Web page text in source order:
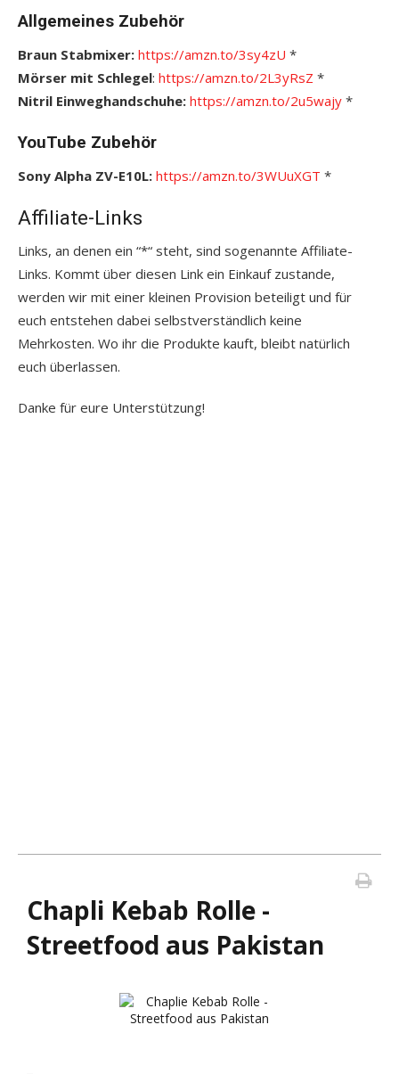
Allgemeines Zubehör
Braun Stabmixer: https://amzn.to/3sy4zU *
Mörser mit Schlegel: https://amzn.to/2L3yRsZ *
Nitril Einweghandschuhe: https://amzn.to/2u5wajy *
YouTube Zubehör
Sony Alpha ZV-E10L: https://amzn.to/3WUuXGT *
Affiliate-Links
Links, an denen ein “*“ steht, sind sogenannte Affiliate-
Links. Kommt über diesen Link ein Einkauf zustande,
werden wir mit einer kleinen Provision beteiligt und für
euch entstehen dabei selbstverständlich keine
Mehrkosten. Wo ihr die Produkte kauft, bleibt natürlich
euch überlassen.
Danke für eure Unterstützung!
Chapli Kebab Rolle -
Streetfood aus Pakistan